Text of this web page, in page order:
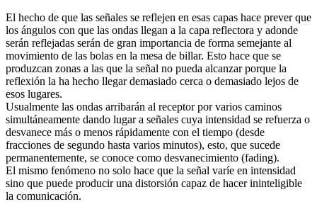
El hecho de que las señales se reflejen en esas capas hace prever que
los ángulos con que las ondas llegan a la capa reflectora y adonde
serán reflejadas serán de gran importancia de forma semejante al
movimiento de las bolas en la mesa de billar. Esto hace que se
produzcan zonas a las que la señal no pueda alcanzar porque la
reflexión la ha hecho llegar demasiado cerca o demasiado lejos de
esos lugares.
Usualmente las ondas arribarán al receptor por varios caminos
simultáneamente dando lugar a señales cuya intensidad se refuerza o
desvanece más o menos rápidamente con el tiempo (desde
fracciones de segundo hasta varios minutos), esto, que sucede
permanentemente, se conoce como desvanecimiento (fading).
El mismo fenómeno no solo hace que la señal varíe en intensidad
sino que puede producir una distorsión capaz de hacer ininteligible
la comunicación.